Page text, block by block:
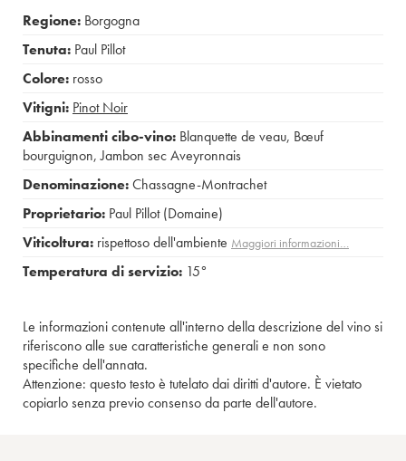
Regione: Borgogna
Tenuta: Paul Pillot
Colore: rosso
Vitigni: Pinot Noir
Abbinamenti cibo-vino: Blanquette de veau, Bœuf
bourguignon,Jambon sec Aveyronnais
Denominazione:Chassagne-Montrachet
Proprietario: Paul Pillot (Domaine)
Viticoltura: rispettoso dell'ambiente Maggiori informazioni…
Temperatura di servizio: 15°
Le informazioni contenute all'interno della descrizione del vino si
riferiscono alle sue caratteristiche generali e non sono
specifiche dell'annata.
Attenzione: questo testo è tutelato dai diritti d'autore. È vietato
copiarlo senza previo consenso da parte dell'autore.